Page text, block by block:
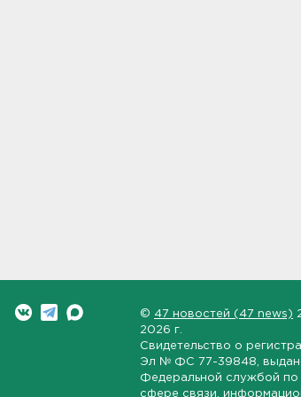
© 47 новостей (47 news)
2026 г.
Свидетельство о
Эл № ФС 77-39848 ,
Федеральной службой по
сфере связи,